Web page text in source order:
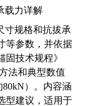
载力详解
寸规格和抗拔承
等参数，并依据
技术规程》
法和典型数值
80kN）。内容涵
型建议，适用于